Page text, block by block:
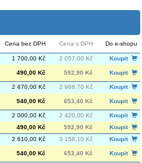
Cena bez DPH Cena s DPH Do e-shopu
1 700,00 Kč 2 057,00 Kč Koupit
490,00 Kč 592,90 Kč Koupit
2 470,00 Kč 2 988,70 Kč Koupit
540,00 Kč 653,40 Kč Koupit
2 000,00 Kč 2 420,00 Kč
Koupit
490,00 Kč 592,90 Kč
Koupit
2 610,00 Kč 3 158,10 Kč Koupit
540,00 Kč 653,40 Kč Koupit